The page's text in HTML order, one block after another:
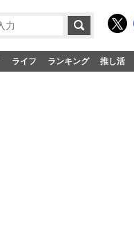
ライフ ランキング 推し活